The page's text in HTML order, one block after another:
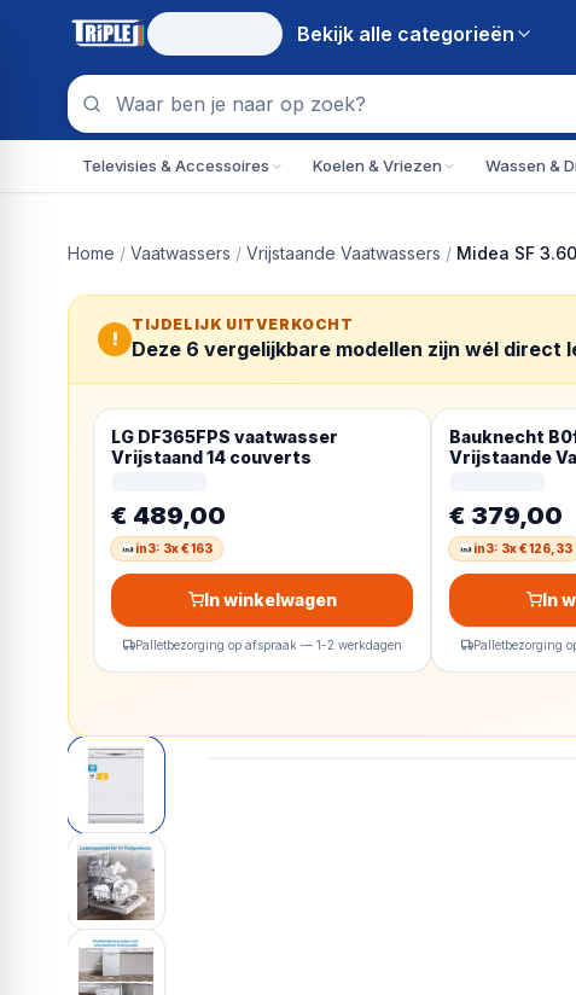
Bekijk alle categorieën
Televisies & Accessoires Koelen & Vriezen Wassen &
Home / Vaatwassers / Vrijstaande Vaatwassers / Midea SF
!
TIJDELIJK UITVERKOCHT
Deze 6 vergelijkbare modellen zijn wél direct
LG DF365FPS vaatwasser
Vrijstaand 14 couverts
€ 489,00
in3: 3x € 163
In winkelwagen
Palletbezorging op afspraak — 1-2 werkdagen
Bauknecht
Vrijstaande
€ 379,00
in3: 3x € 126,33
In
Palletbezorging